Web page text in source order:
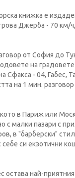
книжка е
Джерба - 70 км/
от София до
на градовете
Сфакса - 04, Габес,
на 1 мин.
в Париж или
с малки пазари с
в "барберски"
си екзотични
най-приятния